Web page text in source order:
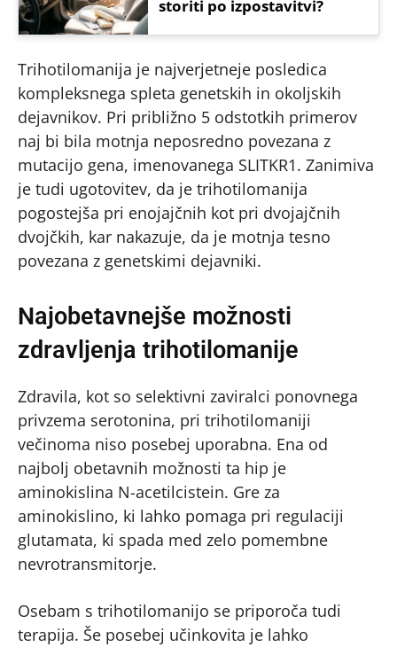
storiti po izpostavitvi?
Trihotilomanija je najverjetneje posledica
kompleksnega spleta genetskih in okoljskih
dejavnikov. Pri približno 5 odstotkih primerov
naj bi bila motnja neposredno povezana z
mutacijo gena, imenovanega SLITKR1. Zanimiva
je tudi ugotovitev, da je trihotilomanija
pogostejša pri enojajčnih kot pri dvojajčnih
dvojčkih, kar nakazuje, da je motnja tesno
povezana z genetskimi dejavniki.
Najobetavnejše možnosti
zdravljenja trihotilomanije
Zdravila, kot so selektivni zaviralci ponovnega
privzema serotonina, pri trihotilomaniji
večinoma niso posebej uporabna. Ena od
najbolj obetavnih možnosti ta hip je
aminokislina N-acetilcistein. Gre za
aminokislino, ki lahko pomaga pri regulaciji
glutamata, ki spada med zelo pomembne
nevrotransmitorje.
Osebam s trihotilomanijo se priporoča tudi
terapija. Še posebej učinkovita je lahko